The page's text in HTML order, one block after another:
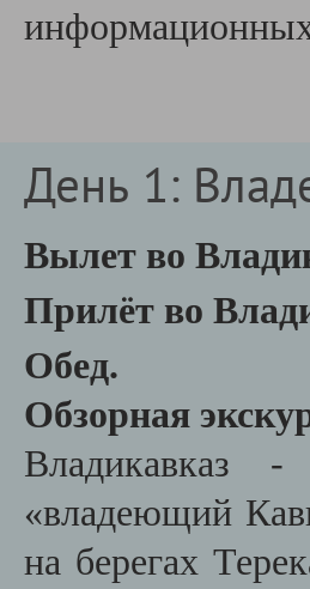
информационных
День 1:
Вылет во
Прилёт во
Обед.
Обзорная
Владикавказ
«владеющий
на берегах